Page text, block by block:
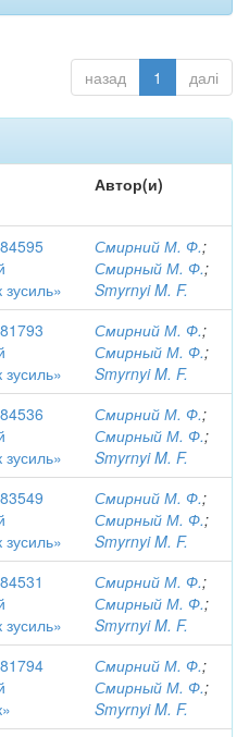
назад 1 далі
Автор(и)
зусиль»
Смирний М. Ф.;
Смирный М. Ф.;
Smyrnyi M. F.
зусиль»
Смирний М. Ф.;
Смирный М. Ф.;
Smyrnyi M. F.
зусиль»
Смирний М. Ф.;
Смирный М. Ф.;
Smyrnyi M. F.
зусиль»
Смирний М. Ф.;
Смирный М. Ф.;
Smyrnyi M. F.
зусиль»
Смирний М. Ф.;
Смирный М. Ф.;
Smyrnyi M. F.
Смирний М. Ф.;
Смирный М. Ф.;
Smyrnyi M. F.